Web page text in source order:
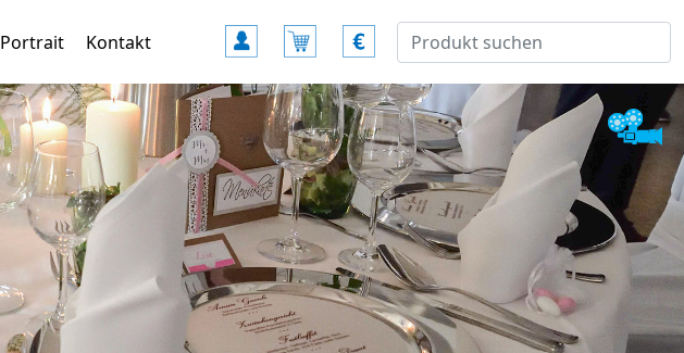
Portrait Kontakt